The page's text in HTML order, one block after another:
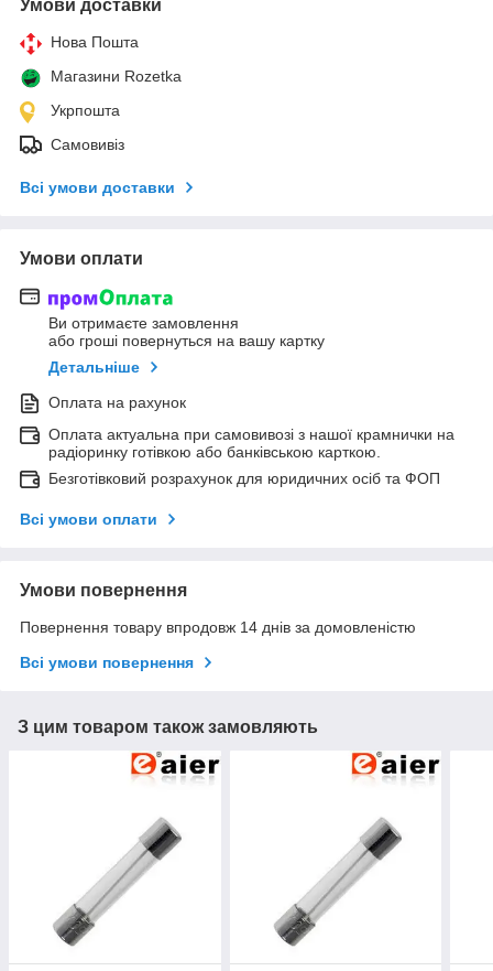
Умови доставки
Нова Пошта
Магазини Rozetka
Укрпошта
Самовивіз
Всі умови доставки
Умови оплати
Ви отримаєте замовлення
або гроші повернуться на вашу картку
Детальніше
Оплата на рахунок
Оплата актуальна при самовивозі з нашої крамнички на
радіоринку готівкою або банківською карткою.
Безготівковий розрахунок для юридичних осіб та ФОП
Всі умови оплати
Умови повернення
Повернення товару впродовж 14 днів за домовленістю
Всі умови повернення
З цим товаром також замовляють